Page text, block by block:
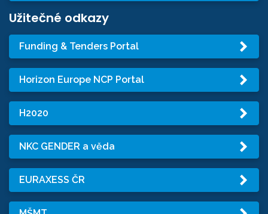
Užitečné odkazy
Funding & Tenders Portal
Horizon Europe NCP Portal
H2020
NKC GENDER a věda
EURAXESS ČR